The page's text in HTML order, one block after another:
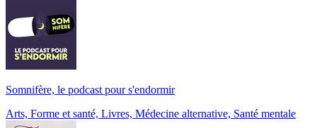
Somnifère, le podcast pour s'endormir
Arts, Forme et santé, Livres, Médecine alternative, Santé mentale